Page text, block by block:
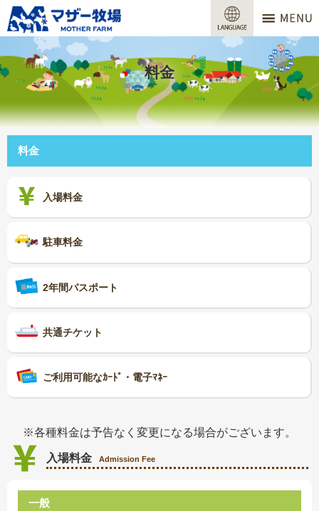
営業時間
料金
交通アクセス
料金
料金
入場料金
駐車料金
2年間パスポート
共通チケット
ご利用可能なｶｰﾄﾞ・電子ﾏﾈｰ
※各種料金は予告なく変更になる場合がございます。
入場料金 Admission Fee
一般